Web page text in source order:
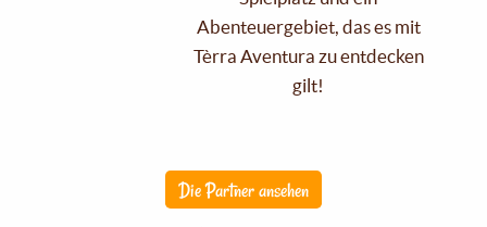
Abenteuergebiet, das es mit
Tèrra Aventura zu entdecken
gilt!
Die Partner ansehen